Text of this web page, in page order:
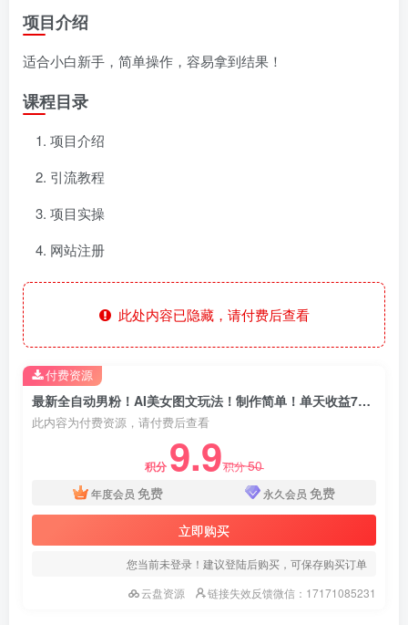
项目介绍
适合小白新手，简单操作，容易拿到结果！
课程目录
项目介绍
引流教程
项目实操
网站注册
此处内容已隐藏，请付费后查看
最新全自动男粉！AI美女图文玩法！制作简单！单天收益700+
此内容为付费资源，请付费后查看
积分 9.9积分50
年度会员 免费 永久会员 免费
立即购买
您当前未登录！建议登陆后购买，可保存购买订单
云盘资源
链接失效反馈微信：17171085231
付费资源